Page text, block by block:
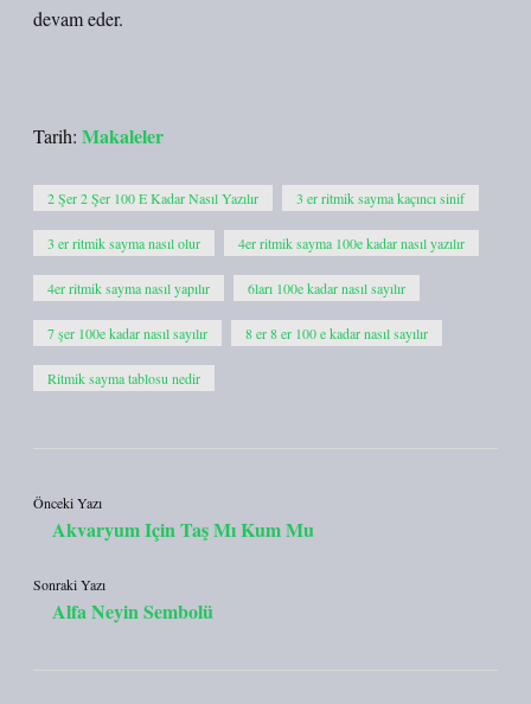
devam eder.
Tarih: Makaleler
2 Şer 2 Şer 100 E Kadar Nasıl Yazılır 3 er ritmik sayma kaçıncı sinif
3 er ritmik sayma nasıl olur 4er ritmik sayma 100e kadar nasıl yazılır
4er ritmik sayma nasıl yapılır 6ları 100e kadar nasıl sayılır
7 şer 100e kadar nasıl sayılır 8 er 8 er 100 e kadar nasıl sayılır
Ritmik sayma tablosu nedir
Önceki Yazı
Akvaryum Için Taş Mı Kum Mu
Sonraki Yazı
Alfa Neyin Sembolü